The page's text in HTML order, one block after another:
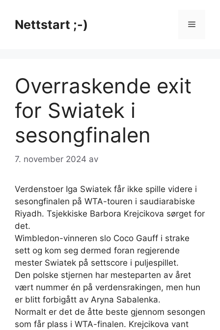
innholdNettstart ;-) Meny
Overraskende exit
for Swiatek i
sesongfinalen
7. november 2024 av
Verdenstoer Iga Swiatek får ikke spille videre i
sesongfinalen på WTA-touren i saudiarabiske
Riyadh. Tsjekkiske Barbora Krejcikova sørget for
det.
Wimbledon-vinneren slo Coco Gauff i strake
sett og kom seg dermed foran regjerende
mester Swiatek på settscore i puljespillet.
Den polske stjernen har mesteparten av året
vært nummer én på verdensrakingen, men hun
er blitt forbigått av Aryna Sabalenka.
Normalt er det de åtte beste gjennom sesongen
som får plass i WTA-finalen. Krejcikova vant